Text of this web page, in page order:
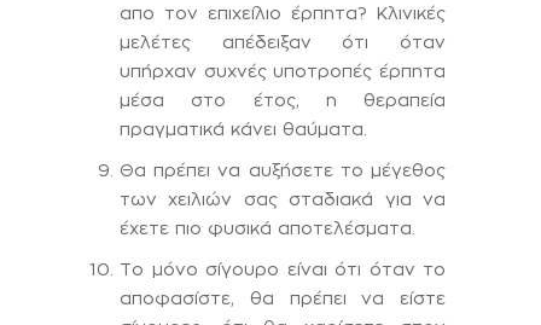
απο τον επιχείλιο έρπητα? Κλινικές
μελέτες απέδειξαν ότι όταν
υπήρχαν συχνές υποτροπές έρπητα
μέσα στο έτος, η θεραπεία
πραγματικά κάνει θαύματα.
Θα πρέπει να αυξήσετε το μέγεθος
των χειλιών σας σταδιακά για να
έχετε πιο φυσικά αποτελέσματα.
Το μόνο σίγουρο είναι ότι όταν το
αποφασίστε, θα πρέπει να είστε